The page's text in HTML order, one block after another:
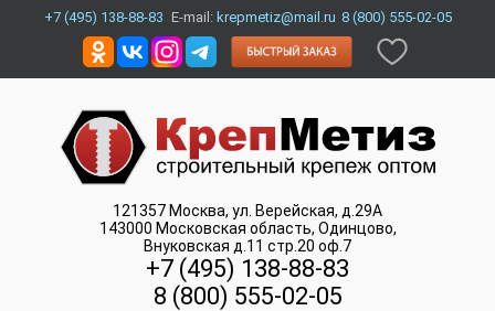
+7 (495) 138-88-83 E-mail: krepmetiz@mail.ru 8 (800) 555-02-05
121357 Москва, ул. Верейская, д.29А
143000 Московская область, Одинцово,
Внуковская д.11 стр.20 оф.7
+7 (495) 138-88-83
8 (800) 555-02-05